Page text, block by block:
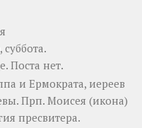
суббота.
Поста нет.
и Ермократа, иереев
. Прп. Моисея (икона)
пресвитера.